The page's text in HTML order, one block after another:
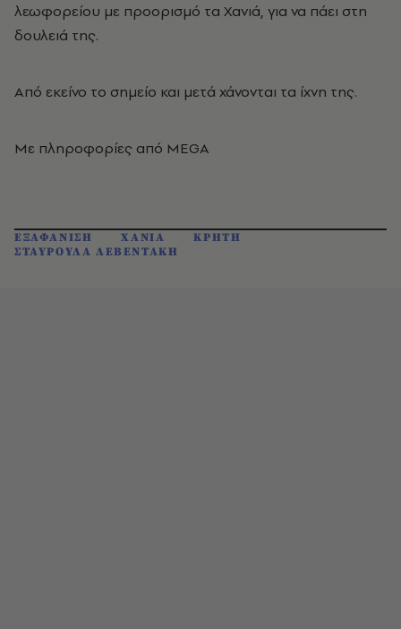
λεωφορείου με προορισμό τα Χανιά, για να πάει στη
δουλειά της.
Από εκείνο το σημείο και μετά χάνονται τα ίχνη της.
Με πληροφορίες από ΜEGA
ΕΞΑΦΑΝΙΣΗ ΧΑΝΙΑ
ΚΡΗΤΗ
ΣΤΑΥΡΟΥΛΑ ΛΕΒΕΝΤΑΚΗ